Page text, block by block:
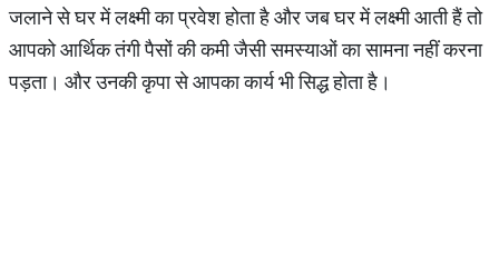
जलाने से घर में लक्ष्मी का प्रवेश होता है और जब घर में लक्ष्मी आती हैं तो
आपको आर्थिक तंगी पैसों की कमी जैसी समस्याओं का सामना नहीं करना
पड़ता। और उनकी कृपा से आपका कार्य भी सिद्ध होता है।